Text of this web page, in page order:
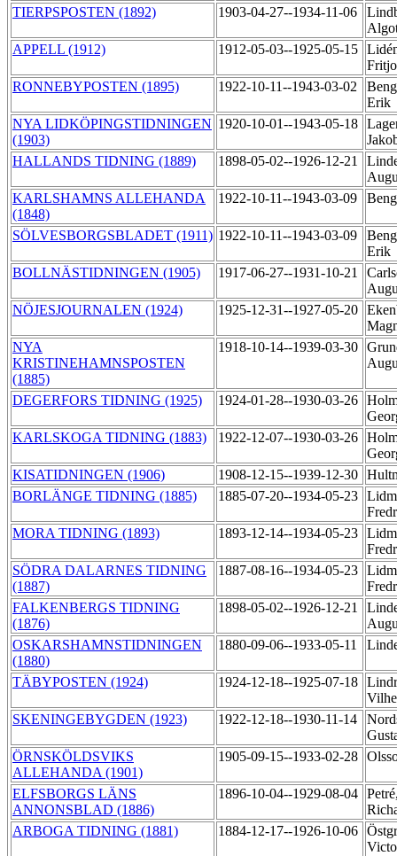
TIERPSPOSTEN (1892)
1903-04-27--1934-11-06
APPELL (1912)
1912-05-03--1925-05-15
RONNEBYPOSTEN (1895)
1922-10-11--1943-03-02
Erik
NYA LIDKÖPINGSTIDNINGEN
(1903)
1920-10-01--1943-05-18
HALLANDS TIDNING (1889)
1898-05-02--1926-12-21
KARLSHAMNS ALLEHANDA
(1848)
1922-10-11--1943-03-09
SÖLVESBORGSBLADET (1911) 1922-10-11--1943-03-09
Erik
BOLLNÄSTIDNINGEN (1905)
1917-06-27--1931-10-21
NÖJESJOURNALEN (1924)
1925-12-31--1927-05-20
NYA
KRISTINEHAMNSPOSTEN
(1885)
1918-10-14--1939-03-30
DEGERFORS TIDNING (1925) 1924-01-28--1930-03-26
KARLSKOGA TIDNING (1883)
1922-12-07--1930-03-26
KISATIDNINGEN (1906)
1908-12-15--1939-12-30
BORLÄNGE TIDNING (1885)
1885-07-20--1934-05-23
MORA TIDNING (1893)
1893-12-14--1934-05-23
SÖDRA DALARNES TIDNING
(1887)
1887-08-16--1934-05-23
FALKENBERGS TIDNING
(1876)
1898-05-02--1926-12-21
OSKARSHAMNSTIDNINGEN
(1880)
1880-09-06--1933-05-11
TÄBYPOSTEN (1924) 1924-12-18--1925-07-18
SKENINGEBYGDEN (1923)
1922-12-18--1930-11-14
ÖRNSKÖLDSVIKS
ALLEHANDA (1901)
1905-09-15--1933-02-28
ELFSBORGS LÄNS
ANNONSBLAD (1886)
1896-10-04--1929-08-04
ARBOGA TIDNING (1881)
1884-12-17--1926-10-06